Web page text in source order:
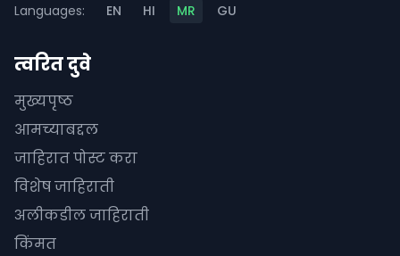
Languages: EN HI MR GU
त्वरित दुवे
मुख्यपृष्ठ
आमच्याबद्दल
जाहिरात पोस्ट करा
विशेष जाहिराती
अलीकडील जाहिराती
किंमत